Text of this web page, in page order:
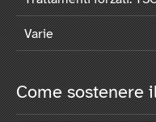
Varie
Come sostenere